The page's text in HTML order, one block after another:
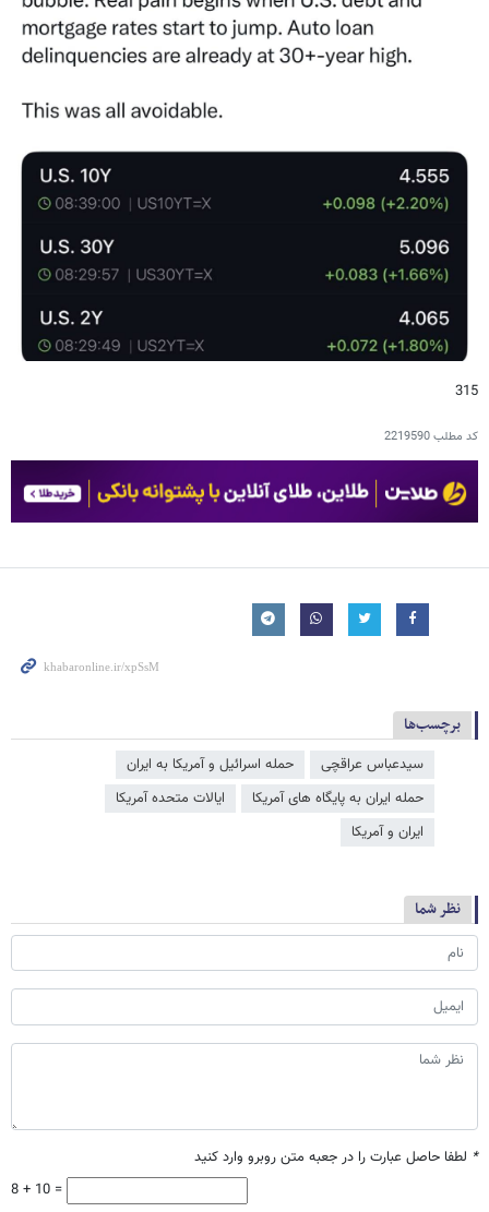
315
کد مطلب2219590
برچسب‌ها
سیدعباس عراقچی
حمله اسرائیل و آمریکا به ایران
حمله ایران به پایگاه های آمریکا
ایالات متحده آمریکا
ایران و آمریکا
نظر شما
* لطفا حاصل عبارت را در جعبه متن روبرو وارد کنید
8 + 10 =